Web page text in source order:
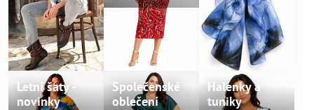
Letní šaty -
novinky
Společenské
oblečení
Halenky a
tuniky